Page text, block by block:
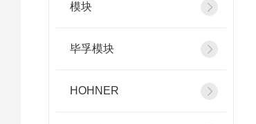
模块
毕孚模块
HOHNER